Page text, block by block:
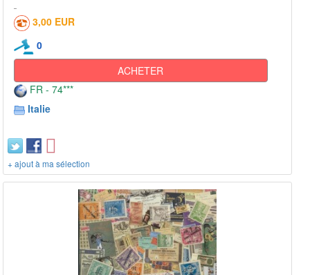
3,00 EUR
0
ACHETER
FR - 74***
Italie
+ ajout à ma sélection